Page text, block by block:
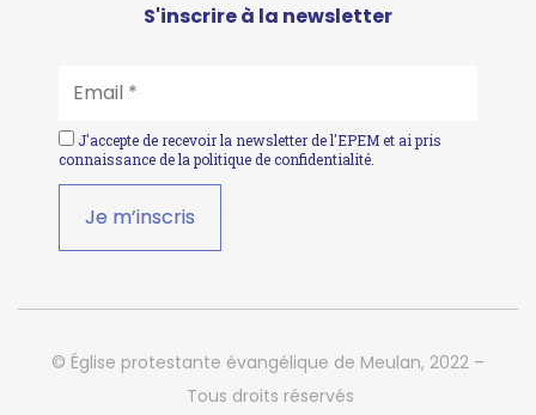
S'inscrire à la newsletter
J'accepte de recevoir la newsletter de l'EPEM et ai pris
connaissance de la politique de confidentialité
© Église protestante évangélique de Meulan, 2022 –
Tous droits réservés